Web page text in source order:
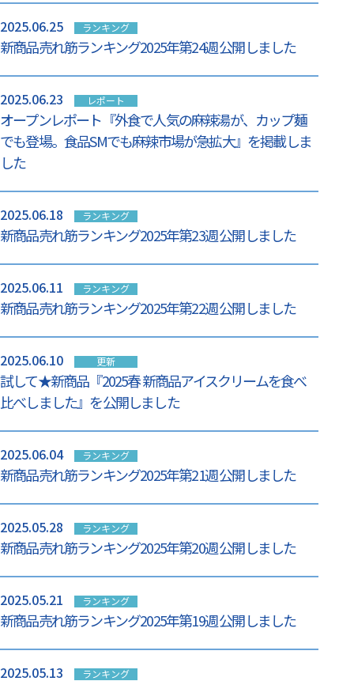
2025.06.25 ランキング
新商品売れ筋ランキング2025年第24週 公開しました
2025.06.23 レポート
オープンレポート『外食で人気の麻辣湯が、カップ麺
でも登場。食品SMでも麻辣市場が急拡大』を掲載しま
した
2025.06.18 ランキング
新商品売れ筋ランキング2025年第23週 公開しました
2025.06.11 ランキング
新商品売れ筋ランキング2025年第22週 公開しました
2025.06.10 更新
試して★新商品『2025春 新商品アイスクリームを食べ
比べしました』を公開しました
2025.06.04 ランキング
新商品売れ筋ランキング2025年第21週 公開しました
2025.05.28 ランキング
新商品売れ筋ランキング2025年第20週 公開しました
2025.05.21 ランキング
新商品売れ筋ランキング2025年第19週 公開しました
2025.05.13 ランキング